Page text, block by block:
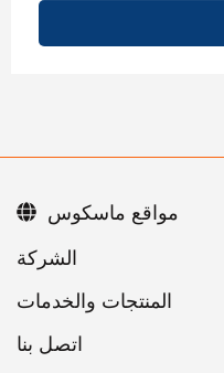
اتصل بنا
مواقع ماسكوس